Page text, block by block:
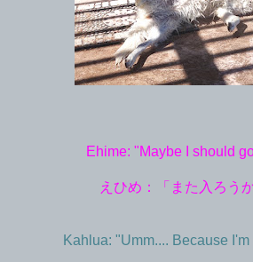
Ehime: "Maybe I should
えひめ：「また入ろう
Kahlua: "Umm.... Because